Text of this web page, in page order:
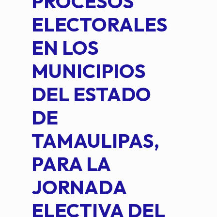
ELECTORALES
EN LOS
MUNICIPIOS
DEL ESTADO
DE
TAMAULIPAS,
PARA LA
JORNADA
ELECTIVA DEL